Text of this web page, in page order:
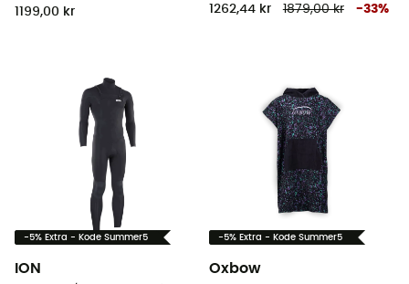
1199,00 kr 1262,44 kr 1879,00 kr -33%
-5% Extra - Kode Summer5
ION
-5% Extra - Kode Summer5
Oxbow